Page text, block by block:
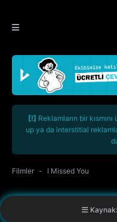
[!] Reklamların bir
up ya da interstitial
Filmler I Missed You
Kaynak: